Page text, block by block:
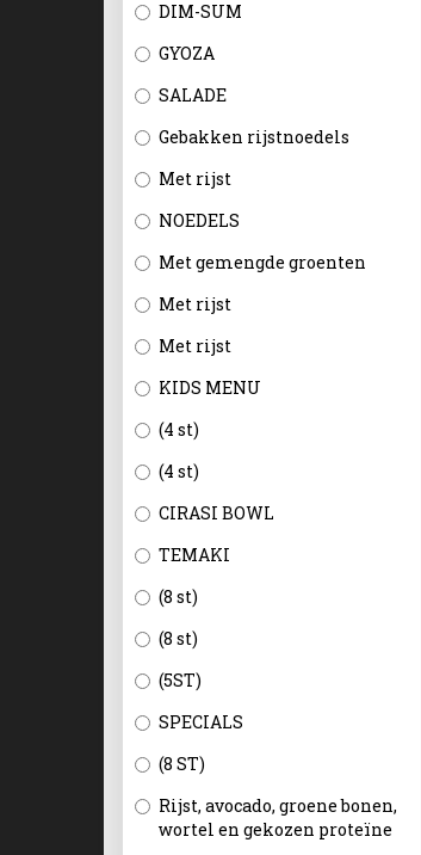
DIM-SUM
GYOZA
SALADE
Gebakken rijstnoedels
Met rijst
NOEDELS
Met gemengde groenten
Met rijst
Met rijst
KIDS MENU
(4 st)
(4 st)
CIRASI BOWL
TEMAKI
(8 st)
(8 st)
(5ST)
SPECIALS
(8 ST)
Rijst, avocado, groene bonen,
wortel en gekozen proteïne